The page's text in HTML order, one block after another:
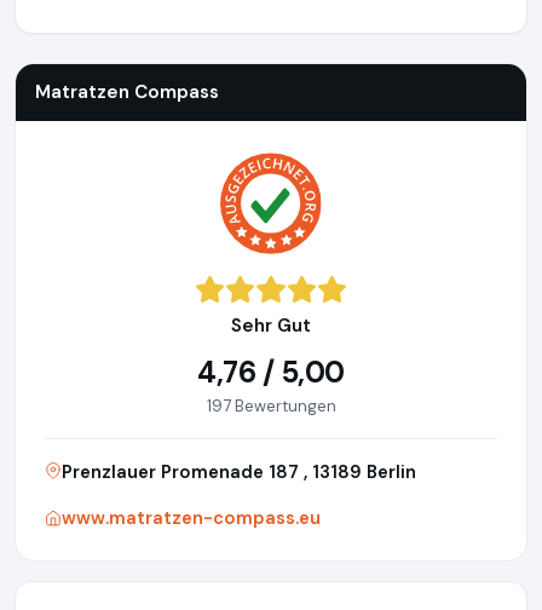
Matratzen Compass
Sehr Gut
4,76 / 5,00
197 Bewertungen
Prenzlauer Promenade 187 , 13189 Berlin
www.matratzen-compass.eu